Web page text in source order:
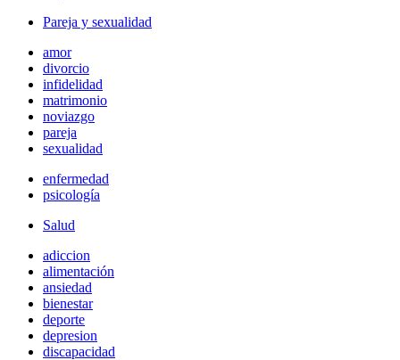
Pareja y sexualidad
amor
divorcio
infidelidad
matrimonio
noviazgo
pareja
sexualidad
enfermedad
psicología
Salud
adiccion
alimentación
ansiedad
bienestar
deporte
depresion
discapacidad